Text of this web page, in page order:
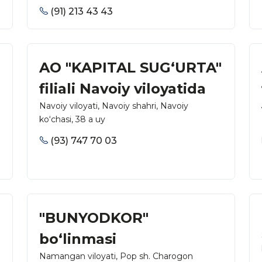
(91) 213 43 43
AO "KAPITAL SUG‘URTA"
filiali Navoiy viloyatida
Navoiy viloyati, Navoiy shahri, Navoiy
ko‘chasi, 38 a uy
(93) 747 70 03
"BUNYODKOR"
bo‘linmasi
Namangan viloyati, Pop sh. Charogon